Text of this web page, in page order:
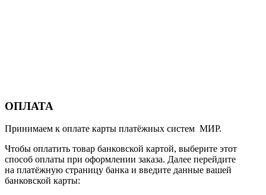
ОПЛАТА
Принимаем к оплате карты платёжных систем МИР.
Чтобы оплатить товар банковской картой, выберите этот
способ оплаты при оформлении заказа. Далее перейдите
на платёжную страницу банка и введите данные вашей
банковской карты: